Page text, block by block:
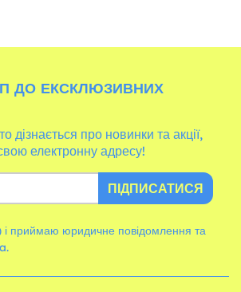
ДО ЕКСКЛЮЗИВНИХ
дізнається про новинки та акції,
електронну адресу!
ПІДПИСАТИСЯ
і приймаю юридичне повідомлення та